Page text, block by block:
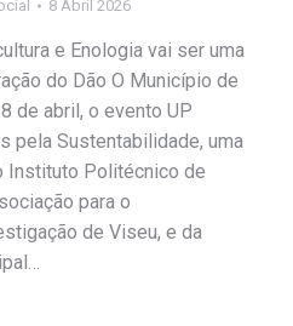
8 Abril 2026
e Enologia vai ser uma
do Dão O Município de
de abril, o evento UP
pela Sustentabilidade, uma
Instituto Politécnico de
para o
de Viseu, e da